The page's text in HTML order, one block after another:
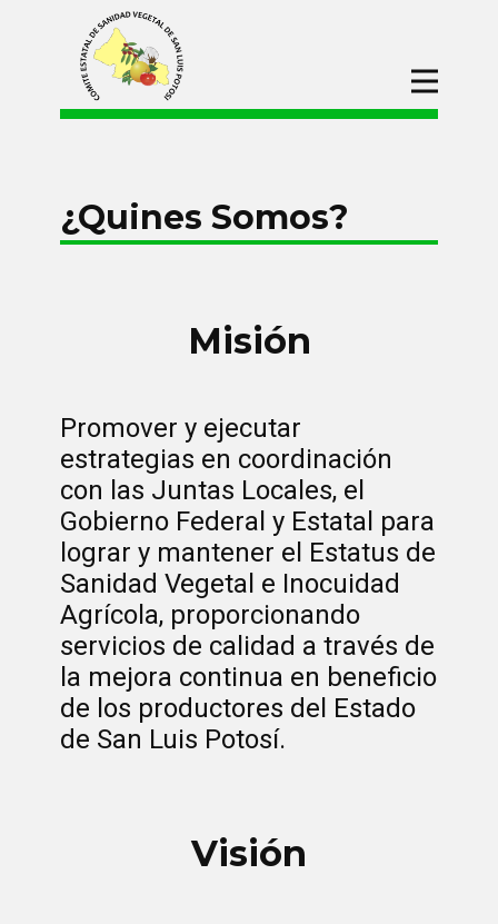
Inicio
Organigrama
Adquisiciones
Divulgación
¿Quines Somos?
Misión
Promover y ejecutar
estrategias en coordinación
con las Juntas Locales, el
Gobierno Federal y Estatal para
lograr y mantener el Estatus de
Sanidad Vegetal e Inocuidad
Agrícola, proporcionando
servicios de calidad a través de
la mejora continua en beneficio
de los productores del Estado
de San Luis Potosí.
Visión